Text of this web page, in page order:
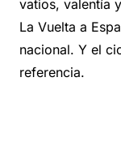
vatios, valentía
La Vuelta a
nacional. Y el
referencia.